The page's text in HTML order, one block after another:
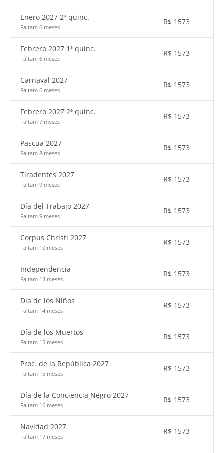
Enero 2027 2ª quinc.
Faltam 6 meses
R$ 1573
Febrero 2027 1ª quinc.
Faltam 6 meses
R$ 1573
Carnaval 2027
Faltam 6 meses
R$ 1573
Febrero 2027 2ª quinc.
Faltam 7 meses
R$ 1573
Pascua 2027
Faltam 8 meses
R$ 1573
Tiradentes 2027
Faltam 9 meses
R$ 1573
Día del Trabajo 2027
Faltam 9 meses
R$ 1573
Corpus Christi 2027
Faltam 10 meses
R$ 1573
Independencia
Faltam 13 meses
R$ 1573
Día de los Niños
Faltam 14 meses
R$ 1573
Día de los Muertos
Faltam 15 meses
R$ 1573
Proc. de la República 2027
Faltam 15 meses
R$ 1573
Día de la Conciencia Negro 2027
Faltam 16 meses
R$ 1573
Navidad 2027
Faltam 17 meses
R$ 1573